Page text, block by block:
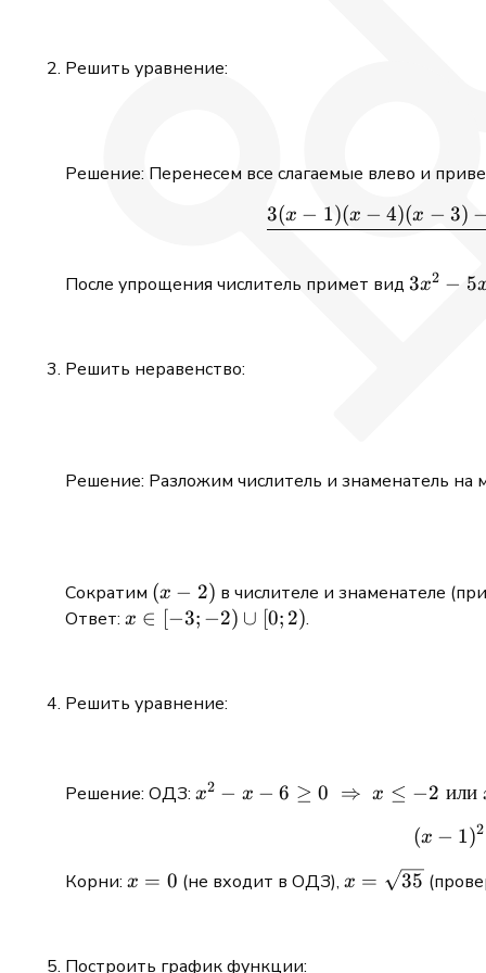
Решить уравнение:
Решение: Перенесем все слагаемые влево и
3(x − 1)(x − 4)(x − 3)
После упрощения числитель примет вид 3x^2
3x2 − 5
Решить неравенство:
Решение: Разложим числитель и знаменатель на
Сократим (x
-
(x − 2) в числителе и знаменателе
Ответ: x
\cup
x ∈ [−3; −2) ∪ [0; 2).
Решить уравнение:
Решение: ОДЗ: x^2 - x -6
\text{или}
x2 − x − 6 ≥ 0 ⇒ x ≤ −2 или
(x − 1)2
Корни: x
x = 0 (не входит в ОДЗ), x =
x = 35
Построить график функции: